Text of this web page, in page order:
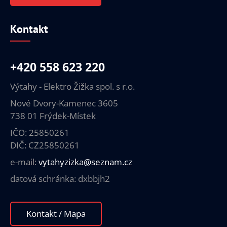
Kontakt
+420 558 623 220
Výtahy - Elektro Žižka spol. s r.o.
Nové Dvory-Kamenec 3605
738 01 Frýdek-Místek
IČO: 25850261
DIČ: CZ25850261
e-mail: vytahyzizka@seznam.cz
datová schránka: dxbbjh2
Kontakt / Mapa